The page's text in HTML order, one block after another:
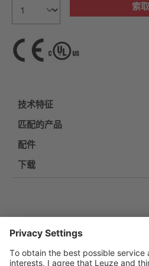
索
技术特征
匹配的产品
配件
下载